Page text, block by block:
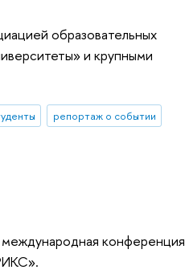
образовательных
и крупными
репортаж о событии
конференция